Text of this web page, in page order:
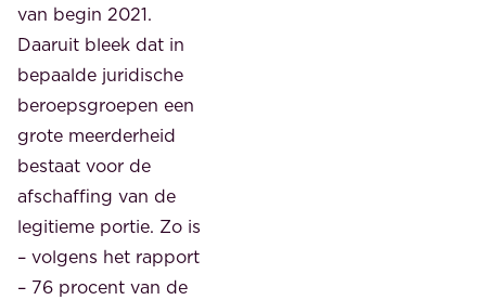
van begin 2021.
Daaruit bleek dat in
bepaalde juridische
beroepsgroepen een
grote meerderheid
bestaat voor de
afschaffing van de
legitieme portie. Zo is
– volgens het rapport
– 76 procent van de